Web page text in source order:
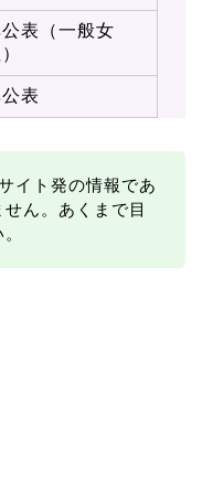
表（一般女
表
イト発の情報であ
ん。あくまで目